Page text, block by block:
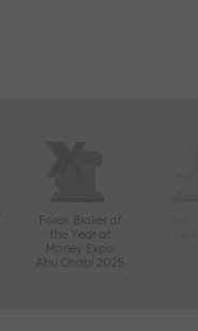
Forex Broker of
the Year at
Money Expo
Abu Dhabi 2025